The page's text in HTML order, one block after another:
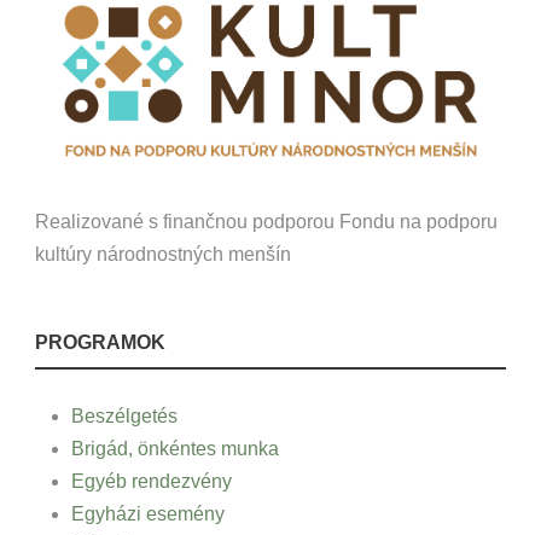
Realizované s finančnou podporou Fondu na podporu
kultúry národnostných menšín
PROGRAMOK
Beszélgetés
Brigád, önkéntes munka
Egyéb rendezvény
Egyházi esemény